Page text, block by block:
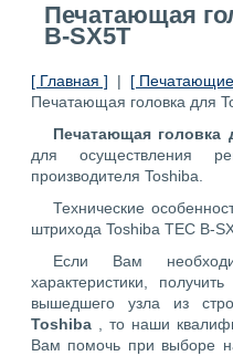
Печатающая
B-SX5T
[ Главная ] | [ Печатающие
Печатающая головка для
Печатающая головка
для осуществления
производителя Toshiba.
Технические
штрихода Toshiba TEC B-
Если Вам
характеристики,
вышедшего узла из
Toshiba
, то наши
Вам помочь при выборе